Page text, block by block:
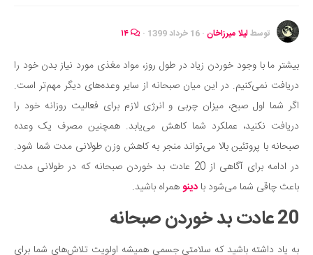
موفقیت و مهارت‌های فردی
تغذیه سالم
بهداشت
بیماری و درمان
کودک و مادر
ورزش و تندرستی
روانشناسی
مراکز پزشکی و دارویی
فرهنگ و هنر
توسطلیلا میرزاخان · 16 خرداد 1399 ·
بیشتر ما با وجود خوردن زیاد در طول روز، مواد مغذی مورد نیاز بدن خود را
دریافت نمی‌کنیم. در این میان صبحانه از سایر وعده‌های دیگر مهم‌تر است.
اگر شما اول صبح، میزان چربی و انرژی لازم برای فعالیت روزانه خود را
دریافت نکنید، عملکرد شما کاهش می‌یابد. همچنین مصرف یک وعده
صبحانه با پروتئین بالا می‌تواند منجر به کاهش وزن طولانی مدت شما شود.
در ادامه برای آگاهی از 20 عادت بد خوردن صبحانه که در طولانی مدت
باعث چاقی شما می‌شود با دینوهمراه باشید.
20 عادت بد خوردن صبحانه
به یاد داشته باشید که سلامتی جسمی همیشه اولویت تلاش‌های شما برای